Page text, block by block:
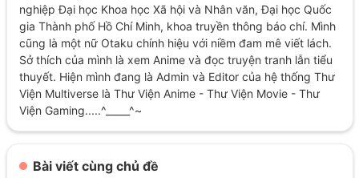
nghiệp Đại học Khoa học Xã hội và Nhân văn, Đại học Quốc
gia Thành phố Hồ Chí Minh, khoa truyền thông báo chí. Mình
cũng là một nữ Otaku chính hiệu với niềm đam mê viết lách.
Sở thích của mình là xem Anime và đọc truyện tranh lẫn tiểu
thuyết. Hiện mình đang là Admin và Editor của hệ thống Thư
Viện Multiverse là Thư Viện Anime - Thư Viện Movie - Thư
Viện Gaming.....^_____^~
Bài viết cùng chủ đề